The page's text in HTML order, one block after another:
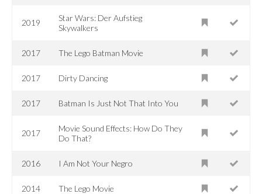
2019
Star Wars: Der Aufstieg
Skywalkers
2017 The Lego Batman Movie
2017 Dirty Dancing
2017 Batman Is Just Not That Into You
2017
Movie Sound Effects: How Do They
Do That?
2016 I Am Not Your Negro
2014 The Lego Movie